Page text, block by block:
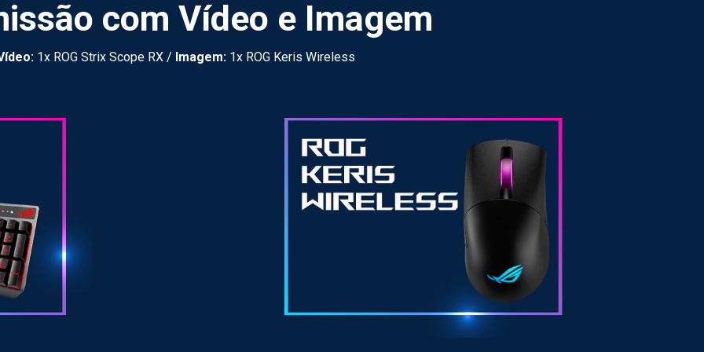
com Vídeo e Imagem
1x ROG Strix Scope RX / Imagem: 1x ROG Keris Wireless